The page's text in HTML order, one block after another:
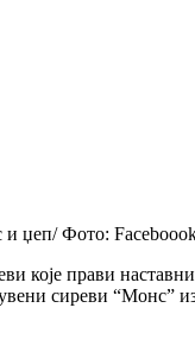
и џеп/ Фото:
које прави
сиреви “Монс”